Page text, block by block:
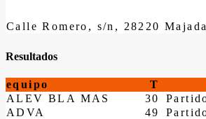
Calle Romero, s/n, 28220
Resultados
equipo T
ALEV BLA MAS
30
ADVA
49